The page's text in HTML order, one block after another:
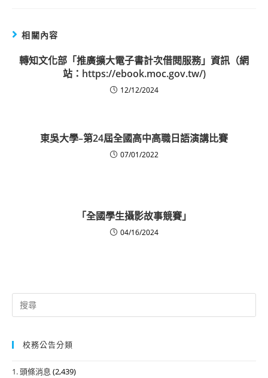
相關內容
轉知文化部「推廣擴大電子書計次借閱服務」資訊（網
站：https://ebook.moc.gov.tw/)
12/12/2024
東吳大學–第24屆全國高中高職日語演講比賽
07/01/2022
「全國學生攝影故事競賽」
04/16/2024
Search
for:
校務公告分類
1. 頭條消息 (2,439)